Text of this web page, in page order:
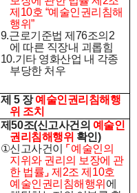
제 10호 “예술인권리침해
행위”
9.근로기준법 제 76조의 2
에 따른 직장내 괴롭힘
10.기타 영화산업 내 각종
부당한 처우
제 5 장예술인권리침해행
위 조치
제50조(신고사건의 예술인
권리침해행위 확인)
①신고사건이 ⌜예술인의
지위와 권리의 보장에 관
한 법률 ⌟제 2조 제 10호
예술인권리침해행위 에